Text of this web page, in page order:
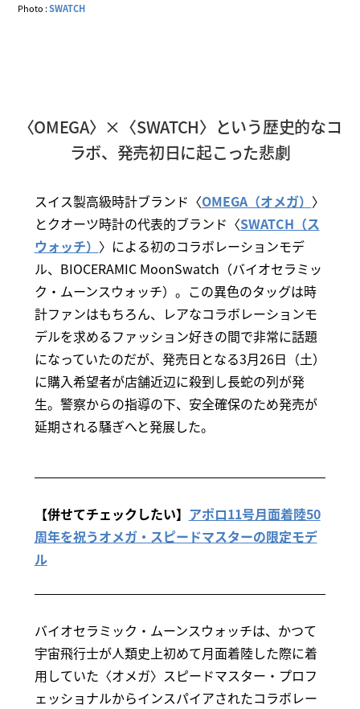
Photo :SWATCH
〈OMEGA〉×〈SWATCH〉という歴史的なコ
ラボ、発売初日に起こった悲劇
スイス製高級時計ブランド〈OMEGA（オメガ） 〉
とクオーツ時計の代表的ブランド〈SWATCH（ス
ウォッチ） 〉による初のコラボレーションモデ
ル、BIOCERAMIC MoonSwatch（バイオセラミッ
ク・ムーンスウォッチ）。この異色のタッグは時
計ファンはもちろん、レアなコラボレーションモ
デルを求めるファッション好きの間で非常に話題
になっていたのだが、発売日となる3月26日（土）
に購入希望者が店舗近辺に殺到し長蛇の列が発
生。警察からの指導の下、安全確保のため発売が
延期される騒ぎへと発展した。
【併せてチェックしたい】 アポロ11号月面着陸50
周年を祝うオメガ・スピードマスターの限定モデ
ル
バイオセラミック・ムーンスウォッチは、かつて
宇宙飛行士が人類史上初めて月面着陸した際に着
用していた〈オメガ〉スピードマスター・プロフ
ェッショナルからインスパイアされたコラボレー